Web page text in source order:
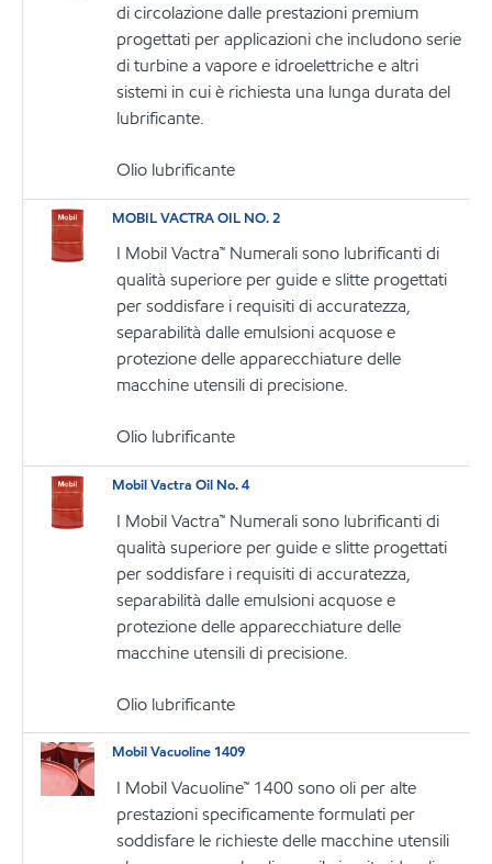
di circolazione dalle prestazioni premium
progettati per applicazioni che includono serie
di turbine a vapore e idroelettriche e altri
sistemi in cui è richiesta una lunga durata del
lubrificante.
Olio lubrificante
MOBIL VACTRA OIL NO. 2
I Mobil Vactra™ Numerali sono lubrificanti di
qualità superiore per guide e slitte progettati
per soddisfare i requisiti di accuratezza,
separabilità dalle emulsioni acquose e
protezione delle apparecchiature delle
macchine utensili di precisione.
Olio lubrificante
Mobil Vactra Oil No. 4
I Mobil Vactra™ Numerali sono lubrificanti di
qualità superiore per guide e slitte progettati
per soddisfare i requisiti di accuratezza,
separabilità dalle emulsioni acquose e
protezione delle apparecchiature delle
macchine utensili di precisione.
Olio lubrificante
Mobil Vacuoline 1409
I Mobil Vacuoline™ 1400 sono oli per alte
prestazioni specificamente formulati per
soddisfare le richieste delle macchine utensili